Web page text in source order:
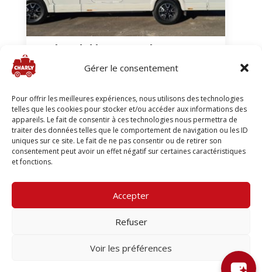
Gérer le consentement
Pour offrir les meilleures expériences, nous utilisons des technologies
telles que les cookies pour stocker et/ou accéder aux informations des
appareils. Le fait de consentir à ces technologies nous permettra de
traiter des données telles que le comportement de navigation ou les ID
uniques sur ce site. Le fait de ne pas consentir ou de retirer son
consentement peut avoir un effet négatif sur certaines caractéristiques
et fonctions.
Accepter
Refuser
Voir les préférences
Weekend d’inauguration
Berne
Neuchâtel
© 2025 / mycharly.ch
Mention légale